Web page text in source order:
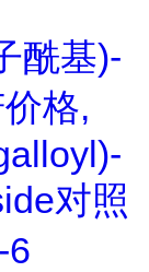
酰基)-
格,
对照
6